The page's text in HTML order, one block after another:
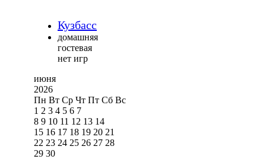
Кузбасс
домашняя
гостевая
нет игр
июня
2026
Пн Вт Ср Чт Пт Сб Вс
1 2 3 4 5 6 7
8 9 10 11 12 13 14
15 16 17 18 19 20 21
22 23 24 25 26 27 28
29 30